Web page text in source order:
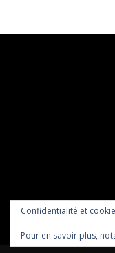
Confidentialité et
Pour en savoir plus,